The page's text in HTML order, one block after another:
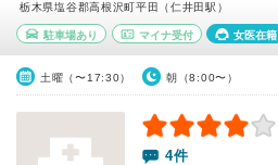
栃木県塩谷郡高根沢町平田（仁井田駅）
駐車場あり マイナ受付 女医在籍
土曜（〜17:30） 朝（8:00〜）
4件